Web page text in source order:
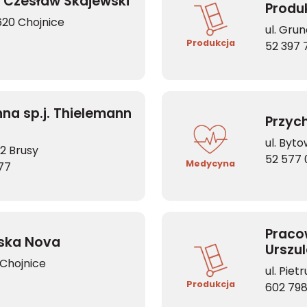
Chojnice
Produkcja
ul.
52 397
sp.j. Thielemann
Brusy
Medycyna
ul.
52 577
Nova
Produkcja
ul.
602